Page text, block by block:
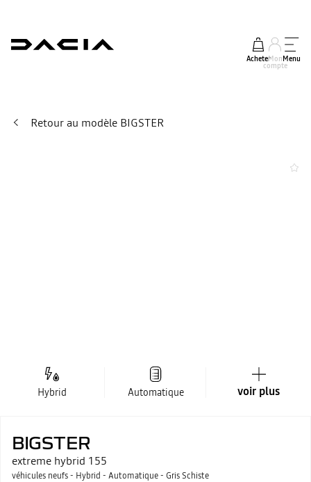
AcheterMon
compte
Menu
Retour au modèle BIGSTER
Hybrid Automatique voir plus
BIGSTER
extreme hybrid 155
véhicules neufs - Hybrid - Automatique - Gris Schiste